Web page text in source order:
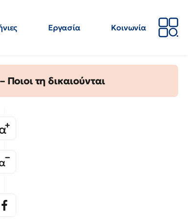
Εργασία
Κοινωνία
τη δικαιούνται